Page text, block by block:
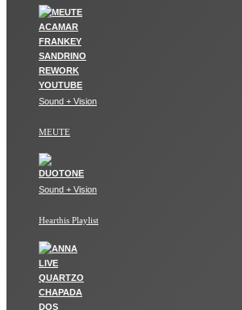
Sound + Vision
MEUTE
Sound + Vision
Hearthis Playlist